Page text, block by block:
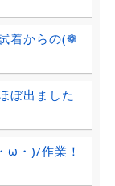
着からの(❁
ぼ出ました
ω・)/作業！